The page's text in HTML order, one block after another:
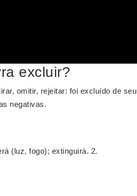
excluir?
omitir, rejeitar: foi excluído de seu
negativas.
(luz, fogo); extinguirá. 2.